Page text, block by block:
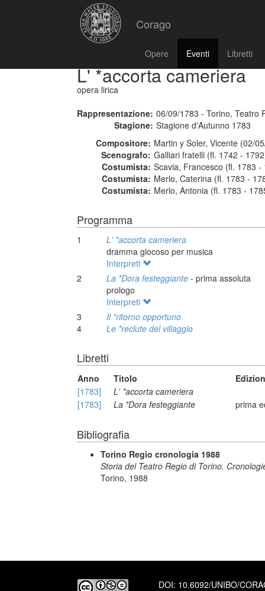
Corago
Opere Eventi Libretti
L' *accorta cameriera
opera lirica
Rappresentazione: 06/09/1783 - Torino, Teatro
Stagione: Stagione d'Autunno 1783
Compositore: Martin y Soler, Vicente (02/
Scenografo: Galliari fratelli (fl. 1742 -
Costumista: Scavia, Francesco (fl. 1783 -
Costumista: Merlo, Caterina (fl. 1783 -
Costumista: Merlo, Antonia (fl. 1783 -
Programma
1
L' *accorta cameriera
dramma giocoso per musica
Interpreti
2
La *Dora festeggiante - prima assoluta
prologo
Interpreti
3
Il *ritorno opportuno
4
Le *reclute del villaggio
Libretti
Anno Titolo
[1783]
L' *accorta cameriera
[1783]
La *Dora festeggiante prima
Bibliografia
Torino Regio cronologia 1988
Storia del Teatro Regio di Torino.
Torino, 1988
DOI: 10.6092/UNIBO/